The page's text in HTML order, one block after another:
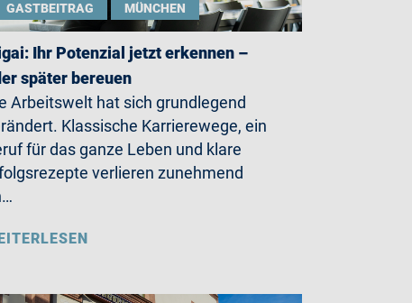
GASTBEITRAG MÜNCHEN
Ihr Potenzial jetzt erkennen –
später bereuen
Arbeitswelt hat sich grundlegend
Klassische Karrierewege, ein
für das ganze Leben und klare
verlieren zunehmend